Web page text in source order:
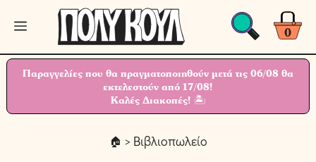
Μετάβαση
περιεχόμενο
0
Μενού
Παραγγελίες που θα πραγματοποιηθούν μετά τις 06/08 θα
εκτελεστούν από 17/08!
Καλές Διακοπές! 🏝
> Βιβλιοπωλείο